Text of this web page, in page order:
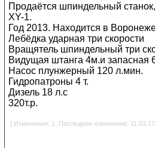
Продаётся шпиндельный
XY-1.
Год 2013. Находится в
Лебёдка ударная три скорости
Вращятель шпиндельный три
Видущая штанга 4м.и запасная
Насос плунжерный 120 л.мин.
Гидропатроны 4 т.
Дизель 18 л.с
320т.р.
[ Изменения: 1. Последнее изменение: